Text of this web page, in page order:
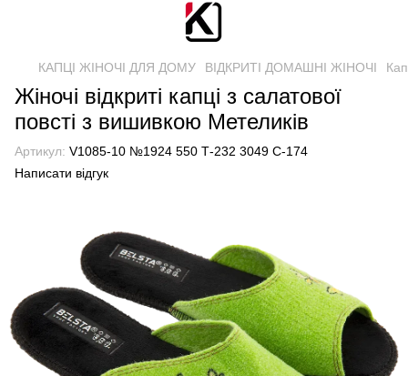
КАПЦІ ЖІНОЧІ ДЛЯ ДОМУ ВІДКРИТІ ДОМАШНІ ЖІНОЧІ
Жіночі відкриті капці з салатової
повсті з вишивкою Метеликів
Артикул: V1085-10 №1924 550 Т-232 3049 С-174
Написати відгук